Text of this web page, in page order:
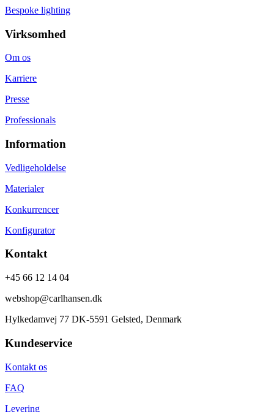
Bespoke lighting
Virksomhed
Om os
Karriere
Presse
Professionals
Information
Vedligeholdelse
Materialer
Konkurrencer
Konfigurator
Kontakt
+45 66 12 14 04
webshop@carlhansen.dk
Hylkedamvej 77 DK-5591 Gelsted, Denmark
Kundeservice
Kontakt os
FAQ
Levering